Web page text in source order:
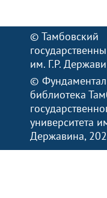
© Тамбовский
им. Г.Р.
©
библиотека
университета
Державина,